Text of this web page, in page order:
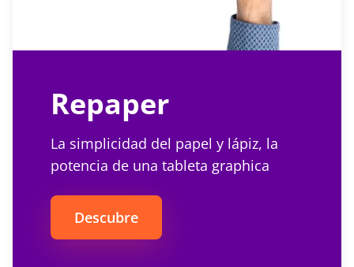
Repaper
La simplicidad del papel y lápiz, la
potencia de una tableta graphica
Descubre